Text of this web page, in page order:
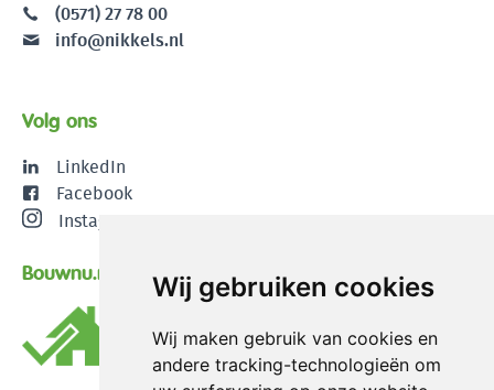
Wij gebruiken cookies
Wij maken gebruik van cookies en
andere tracking-technologieën om
(0571) 27 78 00
info@nikkels.nl
Volg ons
LinkedIn
Facebook
Instagram
Bouwnu.nl